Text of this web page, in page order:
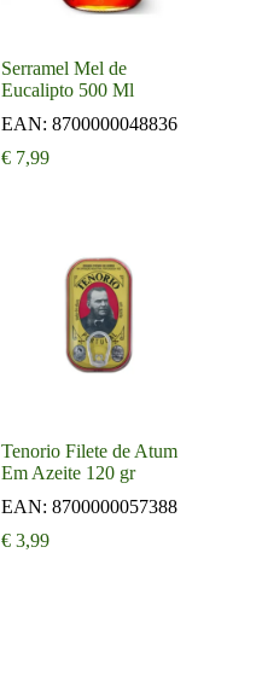
Serramel Mel de
Eucalipto 500 Ml
EAN:8700000048836
€ 7,99
Tenorio Filete de Atum
Em Azeite 120 gr
EAN:8700000057388
€ 3,99